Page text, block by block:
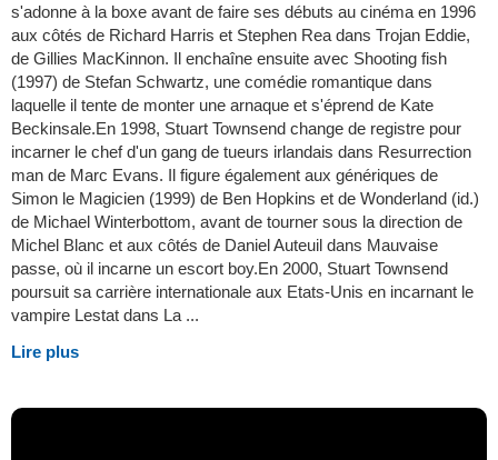
s'adonne à la boxe avant de faire ses débuts au cinéma en 1996
aux côtés de Richard Harris et Stephen Rea dans Trojan Eddie,
de Gillies MacKinnon. Il enchaîne ensuite avec Shooting fish
(1997) de Stefan Schwartz, une comédie romantique dans
laquelle il tente de monter une arnaque et s'éprend de Kate
Beckinsale.En 1998, Stuart Townsend change de registre pour
incarner le chef d'un gang de tueurs irlandais dans Resurrection
man de Marc Evans. Il figure également aux génériques de
Simon le Magicien (1999) de Ben Hopkins et de Wonderland (id.)
de Michael Winterbottom, avant de tourner sous la direction de
Michel Blanc et aux côtés de Daniel Auteuil dans Mauvaise
passe, où il incarne un escort boy.En 2000, Stuart Townsend
poursuit sa carrière internationale aux Etats-Unis en incarnant le
vampire Lestat dans La ...
Lire plus